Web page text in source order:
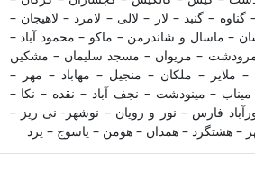
گناوه – گنبد – لار – لالی – لامرد – لاهیجان –
– ماسال و شاندرمن – ماکو – محمود آباد –
– مریوان – مسجد سلیمان – مشکین
– ملکان – منجیل – مهاباد – مهر –
میناب – مینودشت – نجف آباد – نقده – نکا –
فارس – نور و رویان – نوشهر- نی ریز –
– هشتگرد – همدان – هومن – یاسوج – یزد